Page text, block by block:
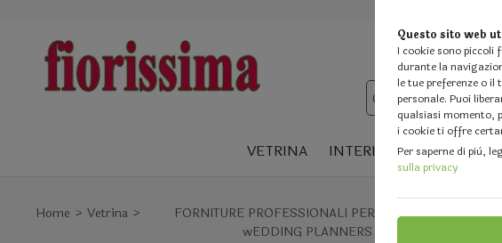
Questo sito web
I cookie sono piccoli
durante la
le tue preferenze o
personale. Puoi
qualsiasi momento,
i cookie ti offre
Per saperne di più,
sulla privacy
VETRINA INTERIOR DESIGN
Home Vetrina
FORNITURE PROFESSIONALI PER FIORISTI E
wEDDING PLANNERS